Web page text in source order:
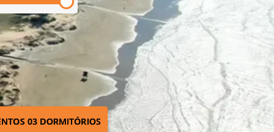
03 DORMITÓRIOS